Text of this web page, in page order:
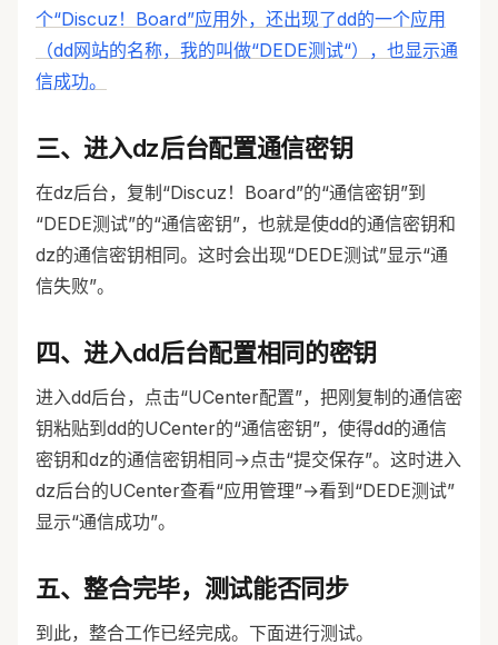
个“Discuz！Board”应用外，还出现了dd的一个应用
（dd网站的名称，我的叫做“DEDE测试“），也显示通
信成功。
三、进入dz后台配置通信密钥
在dz后台，复制“Discuz！Board”的“通信密钥”到
“DEDE测试”的“通信密钥”，也就是使dd的通信密钥和
dz的通信密钥相同。这时会出现“DEDE测试”显示“通
信失败”。
四、进入dd后台配置相同的密钥
进入dd后台，点击“UCenter配置”，把刚复制的通信密
钥粘贴到dd的UCenter的“通信密钥”，使得dd的通信
密钥和dz的通信密钥相同→点击“提交保存”。这时进入
dz后台的UCenter查看“应用管理”→看到“DEDE测试”
显示“通信成功”。
五、整合完毕，测试能否同步
到此，整合工作已经完成。下面进行测试。